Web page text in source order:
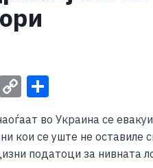
E C
p
y
h
ar
e
во Украина се
кои се уште не
податоци за нивната